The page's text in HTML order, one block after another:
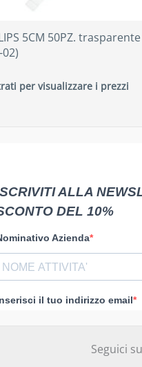
5CM 50PZ. trasparente
per visualizzare i prezzi
Seguici